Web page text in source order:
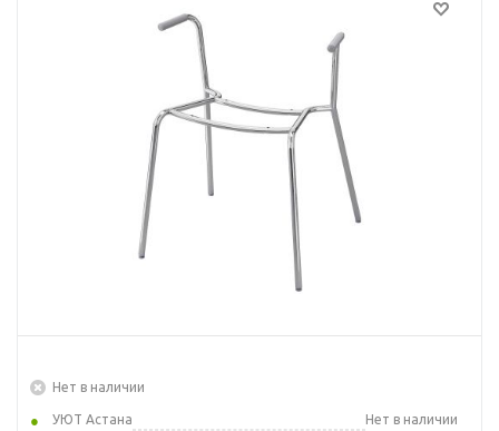
Нет в наличии
УЮТ Астана
Нет в наличии